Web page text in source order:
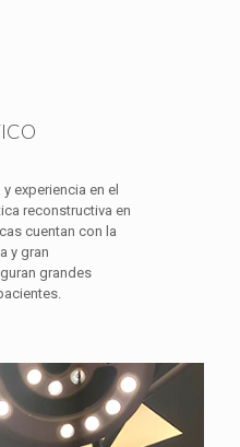
experiencia en el
reconstructiva en
cuentan con la
y gran
grandes